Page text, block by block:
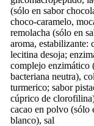
(sólo en sabor
choco-caramelo,
remolacha (sólo en
aroma, estabilizante:
lecitina desoja;
complejo enzimático
bacteriana neutra),
turmerico; sabor
cúprico de
cacao en polvo (sólo
blanco), sal